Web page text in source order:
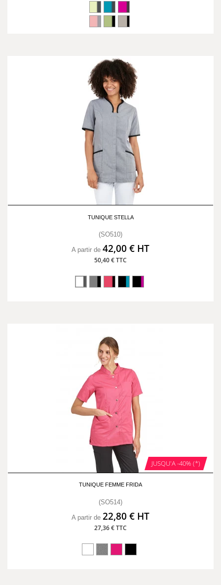
TUNIQUE STELLA
(SO510)
A partir de 42,00 € HT
50,40 € TTC
JUSQU'A -40% (*)
TUNIQUE FEMME FRIDA
(SO514)
A partir de 22,80 € HT
27,36 € TTC